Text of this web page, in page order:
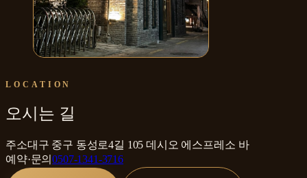
LOCATION
오시는 길
주소대구 중구 동성로4길 105 데시오 에스프레소 바
예약·문의0507-1341-3716